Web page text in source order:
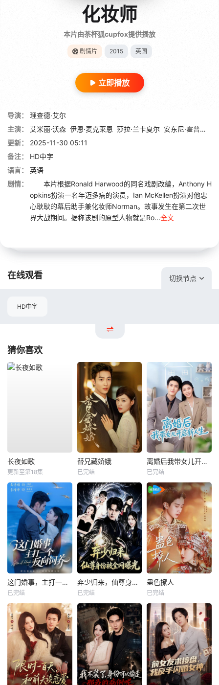
化妆师
本片由茶杯狐cupfox提供播放
剧情片 2015 英国
立即播放
导演：
理查德·艾尔
主演：
艾米丽·沃森 伊恩·麦克莱恩 莎拉·兰卡夏尔 安东尼·霍普金斯
更新：
2025-11-30 05:11
备注：
HD中字
语言：
英语
剧情：
本片根据Ronald Harwood的同名戏剧改编，Anthony H
opkins扮演一名年迈多病的演员，Ian McKellen扮演对他忠
心耿耿的幕后助手兼化妆师Norman。故事发生在第二次世
界大战期间。据称该剧的原型人物就是Ro...全文
在线观看 切换节点
HD中字
猜你喜欢
长夜如歌
更新至第18集
替兄藏娇娥
已完结
离婚后我带女儿开启新人生
已完结
这门婚事，主打一个反向饲养
已完结
弃少归来，仙尊身份被全网曝光
已完结
蛊色撩人
已完结